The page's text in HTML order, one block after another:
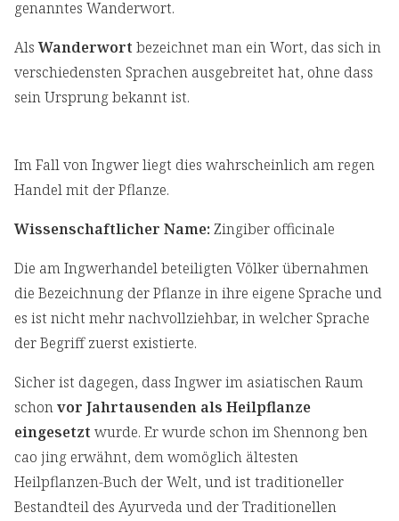
genanntes Wanderwort.
AlsWanderwort bezeichnet man ein Wort, das sich in
verschiedensten Sprachen ausgebreitet hat, ohne dass
sein Ursprung bekannt ist.
Im Fall von Ingwer liegt dies wahrscheinlich am regen
Handel mit der Pflanze.
Wissenschaftlicher Name: Zingiber officinale
Die am Ingwerhandel beteiligten Völker übernahmen
die Bezeichnung der Pflanze in ihre eigene Sprache und
es ist nicht mehr nachvollziehbar, in welcher Sprache
der Begriff zuerst existierte.
Sicher ist dagegen, dass Ingwer im asiatischen Raum
schonvor Jahrtausenden als Heilpflanze
eingesetzt wurde. Er wurde schon im Shennong ben
cao jing erwähnt, dem womöglich ältesten
Heilpflanzen-Buch der Welt, und ist traditioneller
Bestandteil des Ayurveda und der Traditionellen